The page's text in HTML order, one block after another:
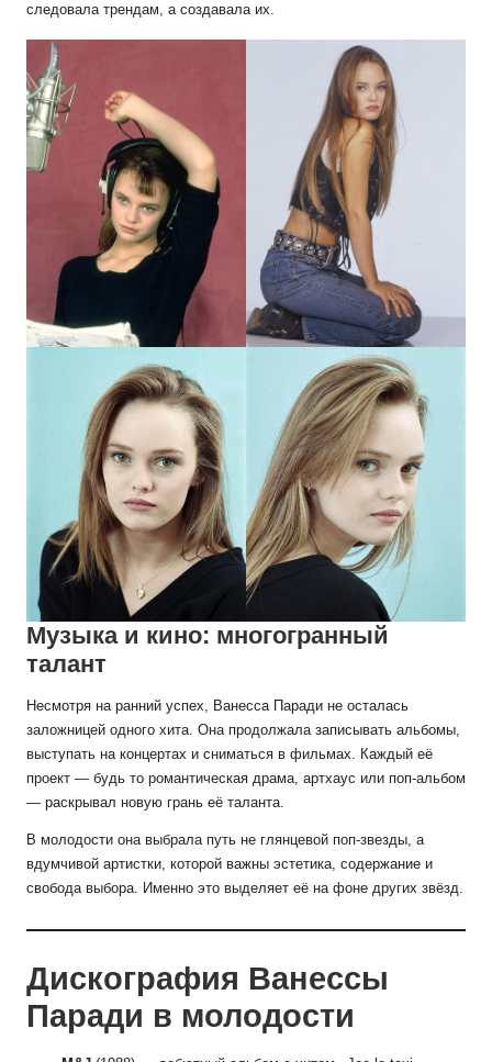
следовала трендам, а создавала их.
Музыка и кино: многогранный
талант
Несмотря на ранний успех, Ванесса Паради не осталась
заложницей одного хита. Она продолжала записывать альбомы,
выступать на концертах и сниматься в фильмах. Каждый её
проект — будь то романтическая драма, артхаус или поп-альбом
— раскрывал новую грань её таланта.
В молодости она выбрала путь не глянцевой поп-звезды, а
вдумчивой артистки, которой важны эстетика, содержание и
свобода выбора. Именно это выделяет её на фоне других звёзд.
Дискография Ванессы
Паради в молодости